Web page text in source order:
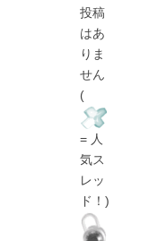
投稿
はあ
りま
せん
(
= 人
気ス
レッ
ド！)